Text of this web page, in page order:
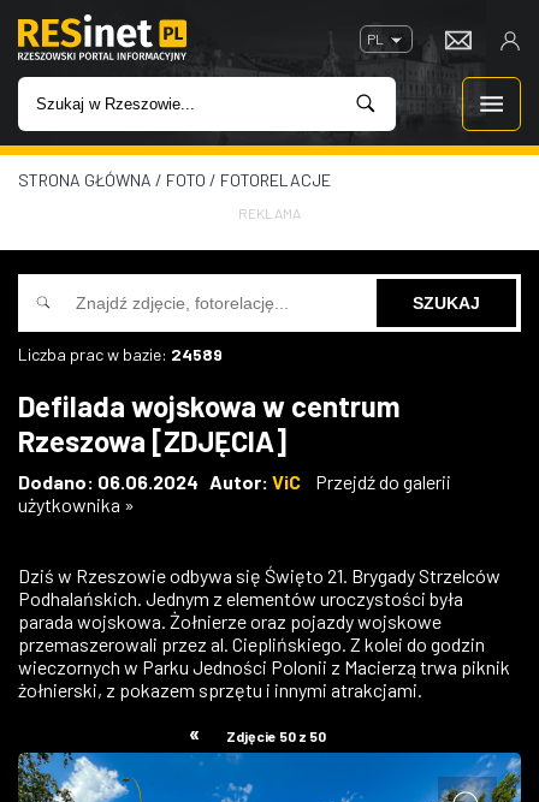
PL
WIADOMOŚCI
INWESTYCJE
IMPREZY
W KINACH
GASTRONOMIA
ZDJĘCIA
W RZESZOWIE
STRONA GŁÓWNA / FOTO / FOTORELACJE
REKLAMA
Liczba prac w bazie: 24589
Defilada wojskowa w centrum
Rzeszowa [ZDJĘCIA]
Dodano: 06.06.2024 Autor: ViC
Przejdź do galerii
użytkownika »
Dziś w Rzeszowie odbywa się Święto 21. Brygady Strzelców
Podhalańskich. Jednym z elementów uroczystości była
parada wojskowa. Żołnierze oraz pojazdy wojskowe
przemaszerowali przez al. Cieplińskiego. Z kolei do godzin
wieczornych w Parku Jedności Polonii z Macierzą trwa piknik
żołnierski, z pokazem sprzętu i innymi atrakcjami.
« Zdjęcie 50 z 50